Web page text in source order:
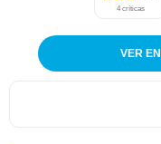
4 críticas
VER